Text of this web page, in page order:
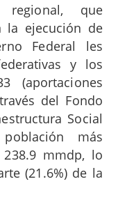
que
la ejecución de
Federal les
y los
(aportaciones
del Fondo
Social
más
mmdp, lo
(21.6%) de la